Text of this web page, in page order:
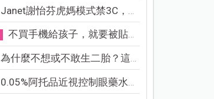
Janet謝怡芬虎媽模式禁3C，看...
不買手機給孩子，就要被貼「...
為什麼不想或不敢生二胎？這8...
0.05%阿托品近視控制眼藥水納...